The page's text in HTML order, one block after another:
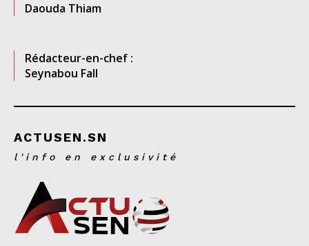
Daouda Thiam
Rédacteur-en-chef :
Seynabou Fall
ACTUSEN.SN
l'info en exclusivité